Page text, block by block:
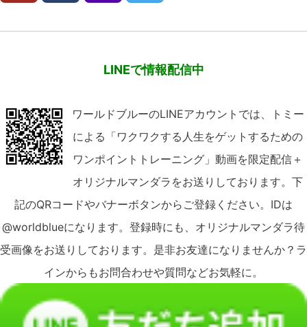
LINEで情報配信中
ワールドブルーのLINEアカウントでは、トミー
による「ワクワクする人生をゲットするための
ワンポイントトレーニング」動画を限定配信＋
オリジナルマンダラをお送りしております。下
記のQRコードやバナーボタンからご登録ください。IDは
@worldblueになります。登録時にも、オリジナルマンダラ待
受画像をお送りしております。是非お友達になりませんか？ラ
インからもお問合わせや質問などお気軽に。